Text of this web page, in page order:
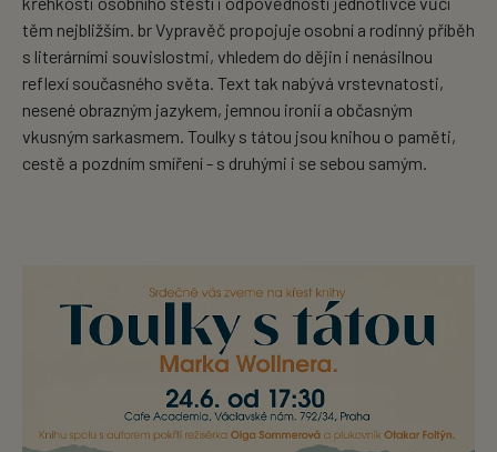
těm nejbližším. br Vypravěč propojuje osobní a rodinný příběh
s literárními souvislostmi, vhledem do dějin i nenásilnou
reflexí současného světa. Text tak nabývá vrstevnatosti,
nesené obrazným jazykem, jemnou ironií a občasným
vkusným sarkasmem. Toulky s tátou jsou knihou o paměti,
cestě a pozdním smíření - s druhými i se sebou samým.